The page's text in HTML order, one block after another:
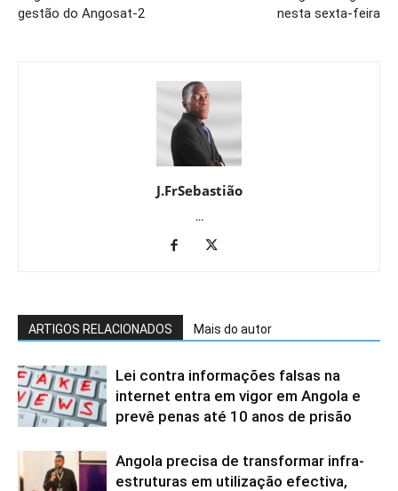
gestão do Angosat-2
nesta sexta-feira
J.FrSebastião
...
ARTIGOS RELACIONADOS Mais do autor
Lei contra informações falsas na
internet entra em vigor em Angola e
prevê penas até 10 anos de prisão
Angola precisa de transformar infra-
estruturas em utilização efectiva,